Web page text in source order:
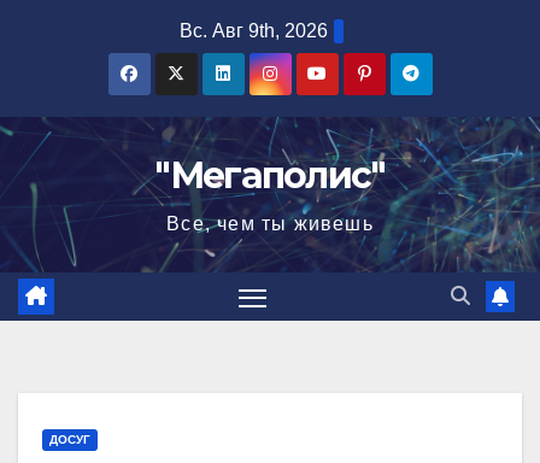
Вс. Авг 9th, 2026
"Мегаполис"
Все, чем ты живешь
ДОСУГ